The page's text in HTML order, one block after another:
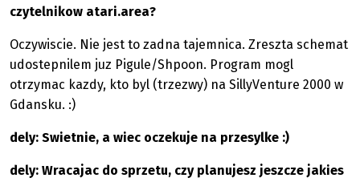
czytelnikow atari.area?
Oczywiscie. Nie jest to zadna tajemnica. Zreszta schemat
udostepnilem juz Pigule/Shpoon. Program mogl
otrzymac kazdy, kto byl (trzezwy) na SillyVenture 2000 w
Gdansku. :)
dely: Swietnie, a wiec oczekuje na przesylke :)
dely: Wracajac do sprzetu, czy planujesz jeszcze jakies